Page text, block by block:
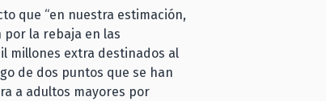
que “en nuestra estimación,
la rebaja en las
millones extra destinados al
de dos puntos que se han
a adultos mayores por